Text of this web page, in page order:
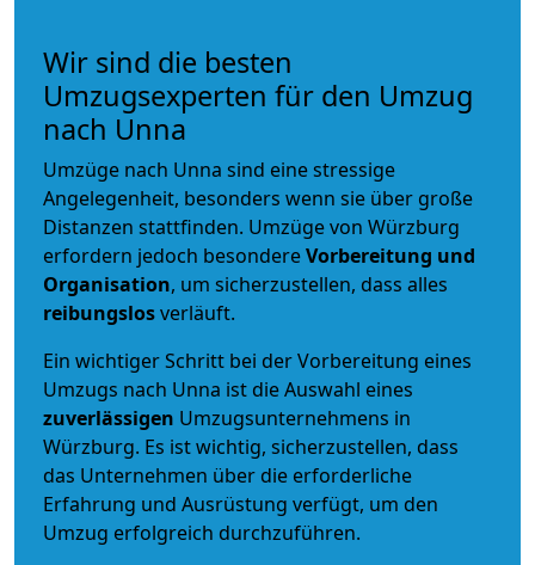
Wir sind die besten
Umzugsexperten für den Umzug
nach Unna
Umzüge nach Unna sind eine stressige
Angelegenheit, besonders wenn sie über große
Distanzen stattfinden. Umzüge von Würzburg
erfordern jedoch besondereVorbereitung und
Organisation, um sicherzustellen, dass alles
reibungslosverläuft.
Ein wichtiger Schritt bei der Vorbereitung eines
Umzugs nach Unna ist die Auswahl eines
zuverlässigen Umzugsunternehmens in
Würzburg. Es ist wichtig, sicherzustellen, dass
das Unternehmen über die erforderliche
Erfahrung und Ausrüstung verfügt, um den
Umzug erfolgreich durchzuführen.